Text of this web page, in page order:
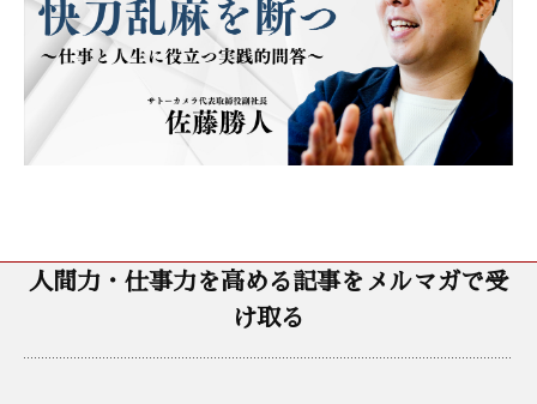
人間力・仕事力を高める記事をメルマガで受
け取る